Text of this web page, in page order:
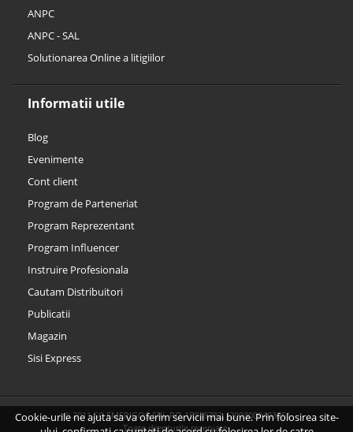
Cookie-urile ne ajuta sa va oferim servicii mai bune. Prin folosirea site-
ANPC
ANPC - SAL
Solutionarea Online a litigiilor
Informatii utile
Blog
Evenimente
Cont client
Program de Parteneriat
Program Reprezentant
Program Influencer
Instruire Profesionala
Cautam Distribuitori
Publicatii
Magazin
Sisi Express
© 2011 SC EMERIGOS SRL RO 15339782, J2003000403051
Toate drepturile rezervate.